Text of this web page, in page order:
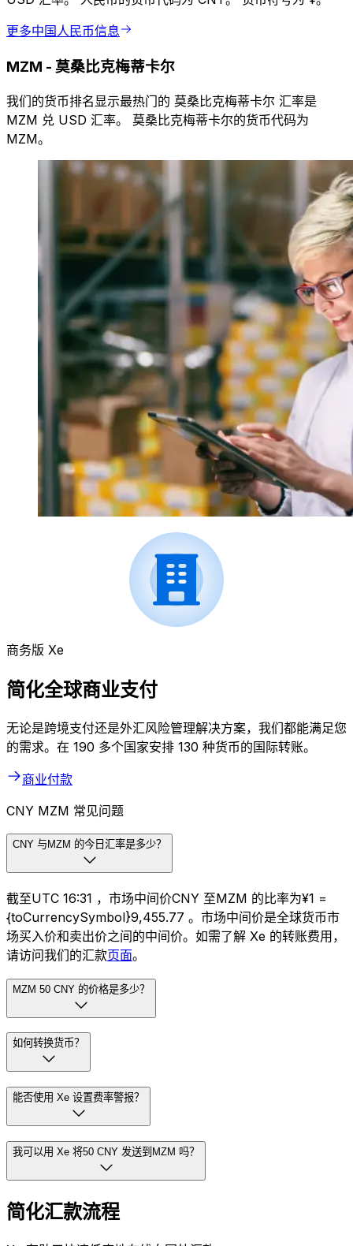
更多中国人民币信息
MZM - 莫桑比克梅蒂卡尔
我们的货币排名显示最热门的 莫桑比克梅蒂卡尔 汇率是
MZM 兑 USD 汇率。 莫桑比克梅蒂卡尔的货币代码为
MZM。
商务版 Xe
简化全球商业支付
无论是跨境支付还是外汇风险管理解决方案，我们都能满足您
的需求。在 190 多个国家安排 130 种货币的国际转账。
商业付款
CNY MZM 常见问题
CNY 与MZM 的今日汇率是多少？
截至UTC 16:31 ，市场中间价CNY 至MZM 的比率为¥1 =
{toCurrencySymbol}9,455.77 。市场中间价是全球货币市
场买入价和卖出价之间的中间价。如需了解 Xe 的转账费用，
请访问我们的汇款页面。
MZM 50 CNY 的价格是多少？
如何转换货币？
能否使用 Xe 设置费率警报？
我可以用 Xe 将50 CNY 发送到MZM 吗？
简化汇款流程